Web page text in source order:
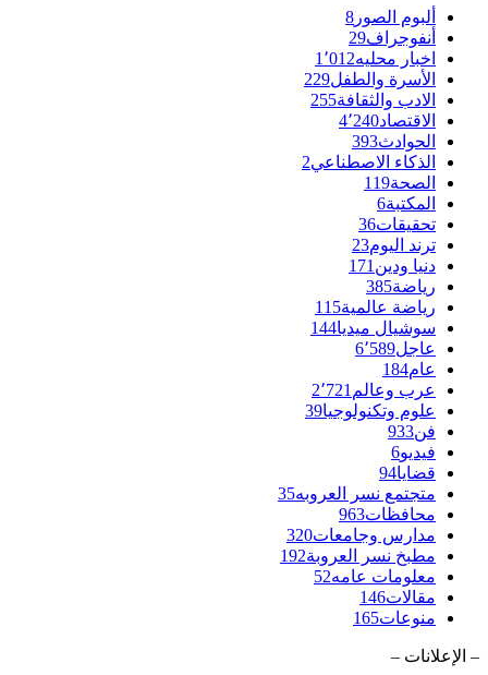
ألبوم الصور 8
أنفوجراف29
اخبار محليه1٬012
الأسرة والطفل229
الادب والثقافة255
الاقتصاد4٬240
الحوادث393
الذكاء الاصطناعي2
الصحة119
المكتبة6
تحقيقات36
ترند اليوم23
دنيا ودين 171
رياضة385
رياضة عالمية115
سوشيال ميديا144
عاجل6٬589
عام184
عرب وعالم 2٬721
علوم وتكنولوجيا39
فن933
فيديو6
قضايا94
متجتمع نسر العروبه35
محافظات963
مدارس وجامعات320
مطبخ نسر العروبة192
معلومات عامه52
مقالات146
منوعات165
– الإعلانات –